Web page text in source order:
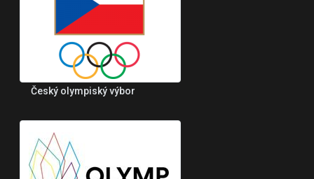
Český olympiský výbor